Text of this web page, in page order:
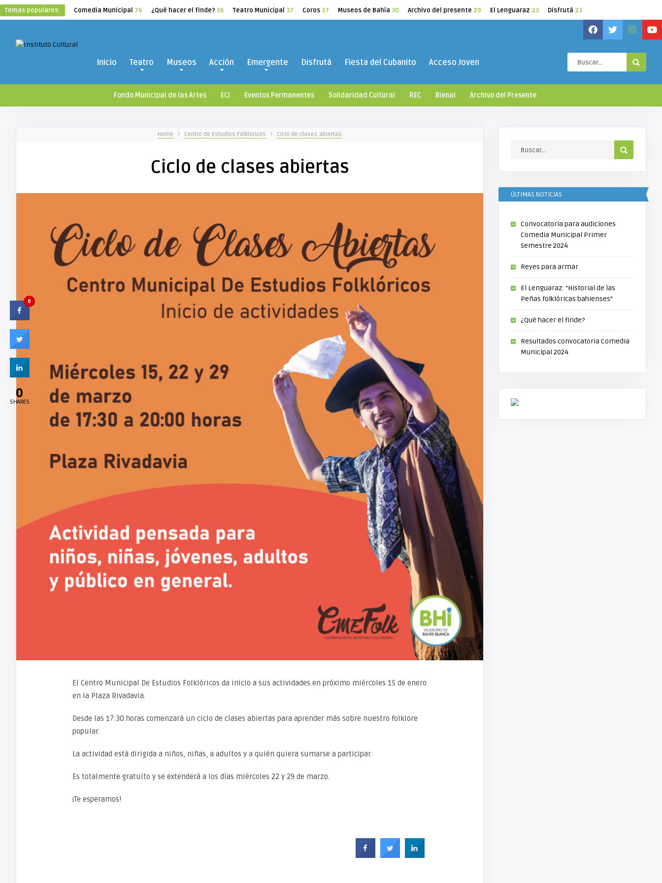
Temas populares: Comedia Municipal 76 ¿Qué hacer el finde? 56 Teatro Municipal 37 Coros 37 Museos de Bahía 30 Archivo del presente 29 El Lenguaraz 23 Disfrutá 23
Inicio Teatro Museos Acción Emergente Disfrutá Fiesta del Cubanito Acceso Joven
Fondo Municipal de las Artes ECI Eventos Permanentes Solidaridad Cultural REC Bienal Archivo del Presente
Home Centro de Estudios Folklóricos Ciclo de clases abiertas
Ciclo de clases abiertas
El Centro Municipal De Estudios Folklóricos da inicio a sus actividades en próximo miércoles 15 de enero
en la Plaza Rivadavia.
Desde las 17:30 horas comenzará un ciclo de clases abiertas para aprender más sobre nuestro folklore
popular.
La actividad está dirigida a niños, niñas, a adultos y a quién quiera sumarse a participar.
Es totalmente gratuito y se extenderá a los días miércoles 22 y 29 de marzo.
¡Te esperamos!
ÚLTIMAS NOTICIAS
Convocatoria para audiciones
Comedia Municipal Primer
Semestre 2024
Reyes para armar
El Lenguaraz: “Historial de las
Peñas folklóricas bahienses”
¿Qué hacer el finde?
Resultados convocatoria Comedia
Municipal 2024
0
0
SHARES